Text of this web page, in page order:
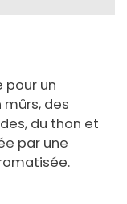
pour un
des
du thon et
par une